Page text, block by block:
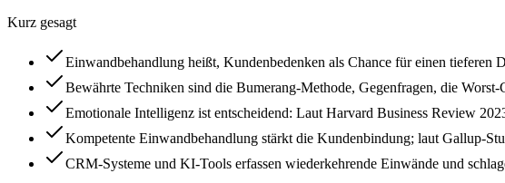
Kurz gesagt
Einwandbehandlung heißt, Kundenbedenken als Chance für einen tieferen
Bewährte Techniken sind die Bumerang-Methode, Gegenfragen, die
Emotionale Intelligenz ist entscheidend: Laut Harvard Business Review
Kompetente Einwandbehandlung stärkt die Kundenbindung; laut Gallup-
CRM-Systeme und KI-Tools erfassen wiederkehrende Einwände und